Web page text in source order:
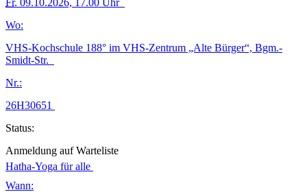
Fr. 09.10.2026, 17.00 Uhr
Wo:
VHS-Kochschule 188° im VHS-Zentrum „Alte Bürger“, Bgm.-
Smidt-Str.
Nr.:
26H30651
Status:
Anmeldung auf Warteliste
Hatha-Yoga für alle
Wann: